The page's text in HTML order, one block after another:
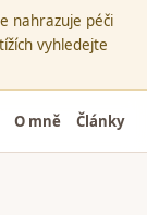
nahrazuje péči
vyhledejte
O mně Články